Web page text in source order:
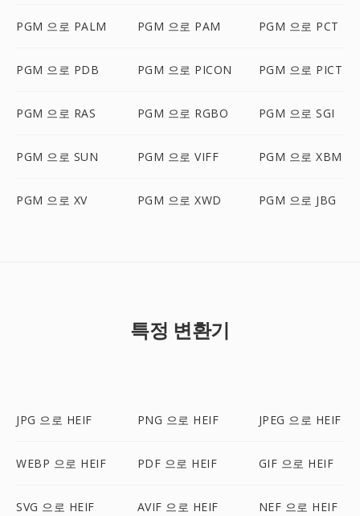
PGM 으로 PALM PGM 으로 PAM PGM 으로 PCT
PGM 으로 PDB PGM 으로 PICON PGM 으로 PICT
PGM 으로 RAS PGM 으로 RGBO PGM 으로 SGI
PGM 으로 SUN PGM 으로 VIFF PGM 으로 XBM
PGM 으로 XV PGM 으로 XWD PGM 으로 JBG
특정 변환기
JPG 으로 HEIF PNG 으로 HEIF JPEG 으로 HEIF
WEBP 으로 HEIF PDF 으로 HEIF GIF 으로 HEIF
SVG 으로 HEIF AVIF 으로 HEIF NEF 으로 HEIF